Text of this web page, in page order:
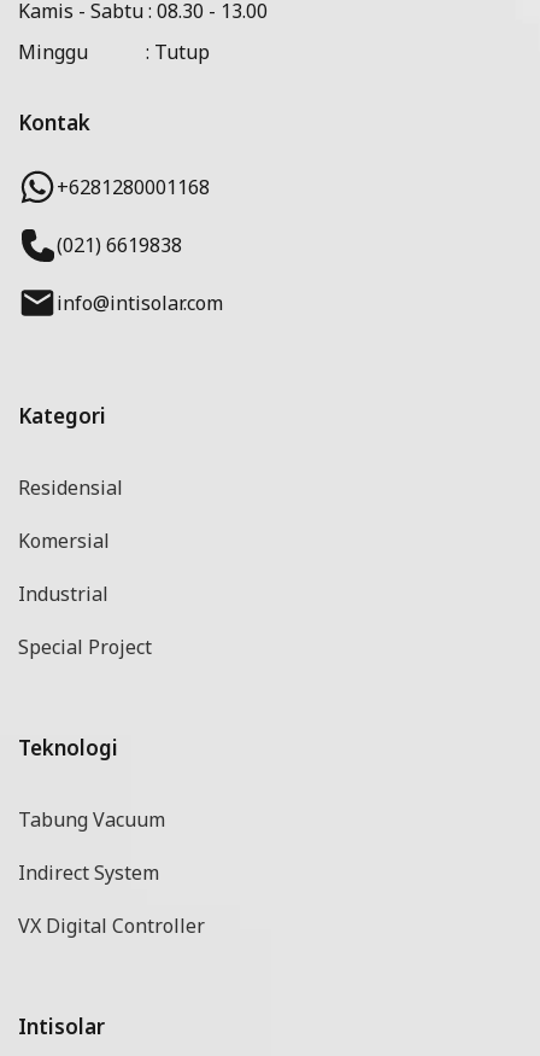
Kamis - Sabtu : 08.30 - 13.00
Minggu : Tutup
Kontak
+6281280001168
(021) 6619838
info@intisolar.com
Kategori
Residensial
Komersial
Industrial
Special Project
Teknologi
Tabung Vacuum
Indirect System
VX Digital Controller
Intisolar